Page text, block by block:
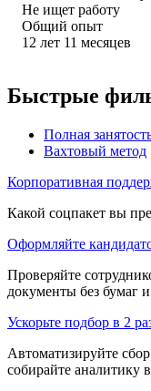
Не ищет работу
Общий опыт
12 лет 11 месяцев
Быстрые
Полная
Вахтовый метод
Корпоративная
Какой соцпакет вы
Оформляйте
Проверяйте
документы без бумаг
Ускорьте подбор в 2
Автоматизируйте
собирайте аналитику